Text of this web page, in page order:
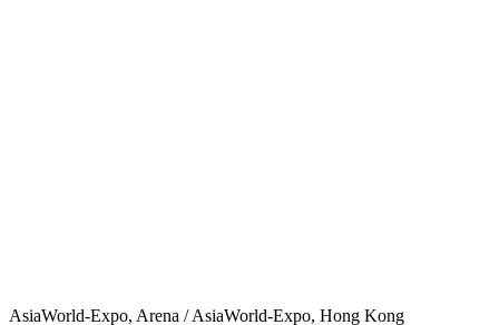
AsiaWorld-Expo, Arena / AsiaWorld-Expo, Hong Kong